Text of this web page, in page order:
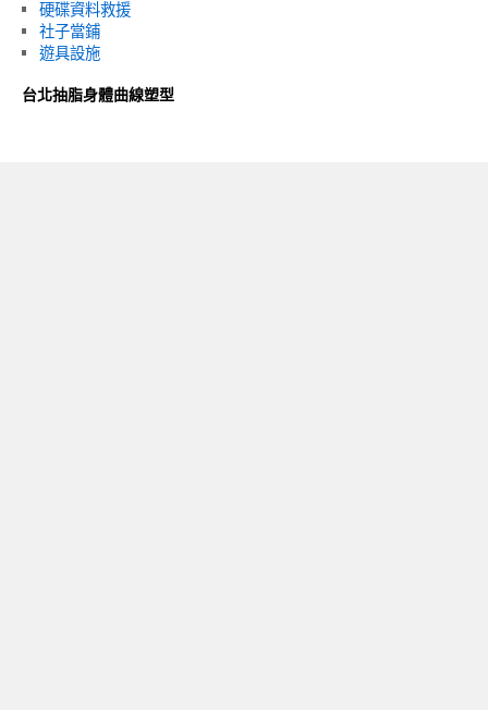
硬碟資料救援
社子當鋪
遊具設施
台北抽脂身體曲線塑型